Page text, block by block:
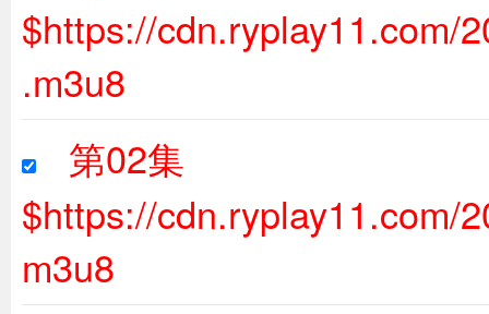
$https://cdn.ryplay11.com/
.m3u8
第02集
$https://cdn.ryplay11.com/
m3u8